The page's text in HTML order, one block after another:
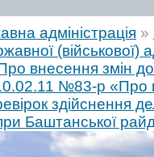
адміністрація »
(військової)
внесення змін
10.02.11 №83-р «Про
здійснення
Баштанської